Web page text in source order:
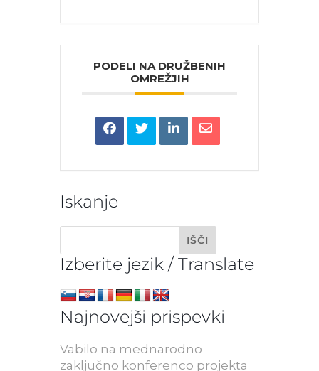
PODELI NA DRUŽBENIH
OMREŽJIH
Iskanje
Izberite jezik / Translate
Najnovejši prispevki
Vabilo na mednarodno
zaključno konferenco projekta